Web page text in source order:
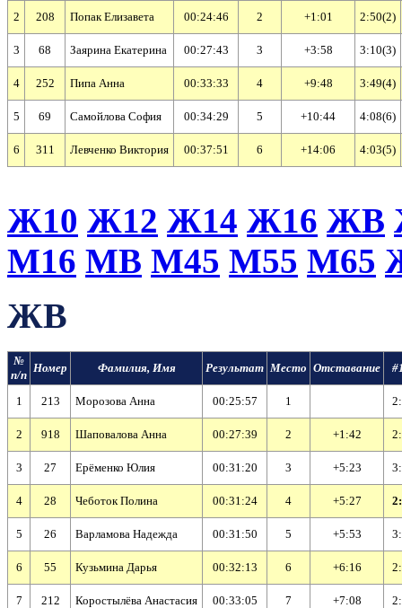
2 208 Попак Елизавета 00:24:46 2 +1:01 2:50(2)
3 68 Заярина Екатерина 00:27:43 3 +3:58 3:10(3)
4 252 Пипа Анна 00:33:33 4 +9:48 3:49(4)
5 69 Самойлова София 00:34:29 5 +10:44 4:08(6)
6 311 Левченко Виктория 00:37:51 6 +14:06 4:03(5)
Ж10 Ж12 Ж14 Ж16 ЖВ
М16 МВ М45 М55 М65
ЖВ
№
п/п
Номер Фамилия, Имя Результат Место Отставание
1 213 Морозова Анна 00:25:57 1
2 918 Шаповалова Анна 00:27:39 2 +1:42
3 27 Ерёменко Юлия 00:31:20 3 +5:23
4 28 Чеботок Полина 00:31:24 4 +5:27
5 26 Варламова Надежда 00:31:50 5 +5:53
6 55 Кузьмина Дарья 00:32:13 6 +6:16
7 212 Коростылёва Анастасия 00:33:05 7 +7:08